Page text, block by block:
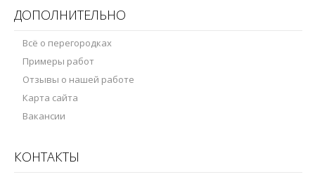
ДОПОЛНИТЕЛЬНО
Всё о перегородках
Примеры работ
Отзывы о нашей работе
Карта сайта
Вакансии
КОНТАКТЫ